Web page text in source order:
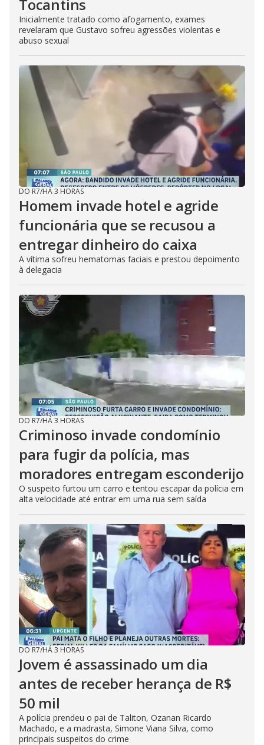
Tocantins
Inicialmente tratado como afogamento, exames
revelaram que Gustavo sofreu agressões violentas e
abuso sexual
DO R7/HÁ 3 HORAS
Homem invade hotel e agride
funcionária que se recusou a
entregar dinheiro do caixa
A vítima sofreu hematomas faciais e prestou depoimento
à delegacia
DO R7/HÁ 3 HORAS
Criminoso invade condomínio
para fugir da polícia, mas
moradores entregam esconderijo
O suspeito furtou um carro e tentou escapar da polícia em
alta velocidade até entrar em uma rua sem saída
DO R7/HÁ 3 HORAS
Jovem é assassinado um dia
antes de receber herança de R$
50 mil
A polícia prendeu o pai de Taliton, Ozanan Ricardo
Machado, e a madrasta, Simone Viana Silva, como
principais suspeitos do crime